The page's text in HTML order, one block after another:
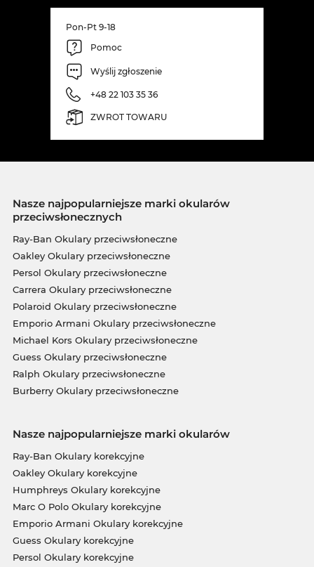
Pon-Pt 9-18
Pomoc
Wyślij zgłoszenie
+48 22 103 35 36
ZWROT TOWARU
Nasze najpopularniejsze marki okularów
przeciwsłonecznych
Ray-Ban Okulary przeciwsłoneczne
Oakley Okulary przeciwsłoneczne
Persol Okulary przeciwsłoneczne
Carrera Okulary przeciwsłoneczne
Polaroid Okulary przeciwsłoneczne
Emporio Armani Okulary przeciwsłoneczne
Michael Kors Okulary przeciwsłoneczne
Guess Okulary przeciwsłoneczne
Ralph Okulary przeciwsłoneczne
Burberry Okulary przeciwsłoneczne
Nasze najpopularniejsze marki okularów
Ray-Ban Okulary korekcyjne
Oakley Okulary korekcyjne
Humphreys Okulary korekcyjne
Marc O Polo Okulary korekcyjne
Emporio Armani Okulary korekcyjne
Guess Okulary korekcyjne
Persol Okulary korekcyjne